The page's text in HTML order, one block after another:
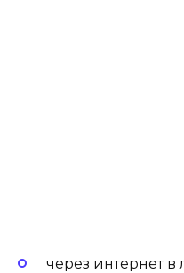
через интернет